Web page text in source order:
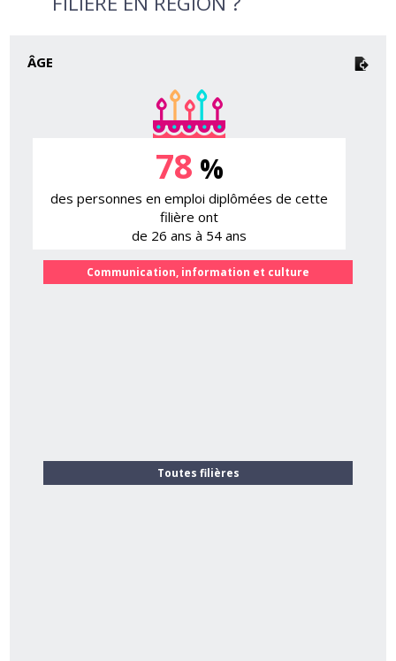
ÂGE
78 %
des personnes en emploi diplômées de cette
filière ont
de 26 ans à 54 ans
Communication, information et culture
Toutes filières